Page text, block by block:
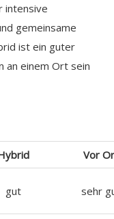
intensive
gemeinsame
ist ein guter
an einem Ort sein
Vor
gut sehr